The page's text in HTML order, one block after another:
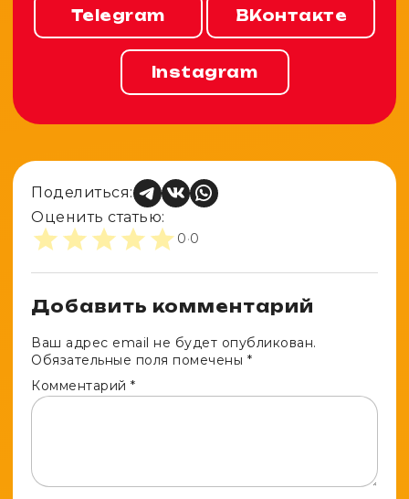
Telegram ВКонтакте
Instagram
Поделиться:
Оценить статью:
0·0
Добавить комментарий
Ваш адрес email не будет опубликован.
Обязательные поля помечены *
Комментарий *